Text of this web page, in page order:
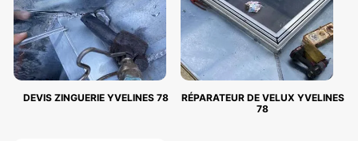
DEVIS ZINGUERIE YVELINES 78
RÉPARATEUR DE VELUX YVELINES
78